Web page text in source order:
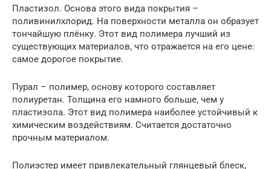
Пластизол. Основа этого вида покрытия –
поливинилхлорид. На поверхности металла он образует
тончайшую плёнку. Этот вид полимера лучший из
существующих материалов, что отражается на его цене:
самое дорогое покрытие.
Пурал – полимер, основу которого составляет
полиуретан. Толщина его намного больше, чем у
пластизола. Этот вид полимера наиболее устойчивый к
химическим воздействиям. Считается достаточно
прочным материалом.
Полиэстер имеет привлекательный глянцевый блеск,